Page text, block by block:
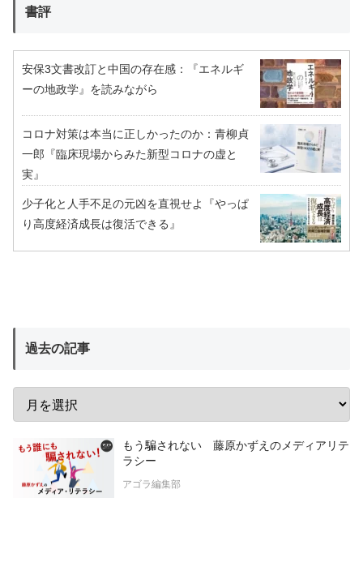
書評
安保3文書改訂と中国の存在感：『エネルギ
ーの地政学』を読みながら
コロナ対策は本当に正しかったのか：青柳貞
一郎『臨床現場からみた新型コロナの虚と
実』
少子化と人手不足の元凶を直視せよ『やっぱ
り高度経済成長は復活できる』
過去の記事
もう騙されない 藤原かずえのメディアリテ
ラシー
アゴラ編集部